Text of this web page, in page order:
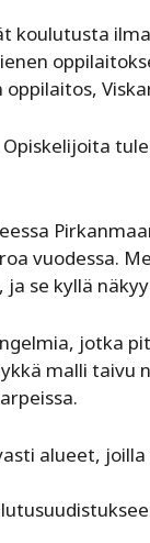
koulutusta
vuodessa.
se kyllä
jotka
malli taivu
alueet,